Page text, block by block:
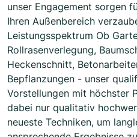
unser Engagement sorgen
Ihren Außenbereich
Leistungsspektrum Ob
Rollrasenverlegung,
Heckenschnitt,
Bepflanzungen - unser
Vorstellungen mit höchster
dabei nur qualitativ
neueste Techniken, um